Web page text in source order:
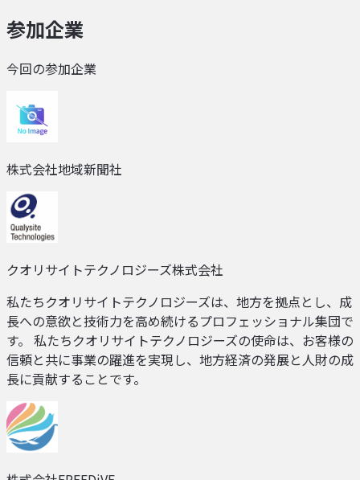
参加企業
今回の参加企業
株式会社地域新聞社
クオリサイトテクノロジーズ株式会社
私たちクオリサイトテクノロジーズは、地方を拠点とし、成
長への意欲と技術力を高め続けるプロフェッショナル集団で
す。 私たちクオリサイトテクノロジーズの使命は、お客様の
信頼と共に事業の躍進を実現し、地方経済の発展と人財の成
長に貢献することです。